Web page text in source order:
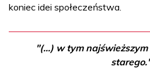
koniec idei społeczeństwa.
"(...) w tym